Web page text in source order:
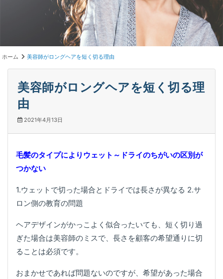
ホーム 美容師がロングヘアを短く切る理由
美容師がロングヘアを短く切る理
由
2021年4月13日
毛髪のタイプによりウェット～ドライのちがいの区別が
つかない
1.ウェットで切った場合とドライでは長さが異なる 2.サ
ロン側の教育の問題
ヘアデザインがかっこよく似合ったいても、短く切り過
ぎた場合は美容師のミスで、長さを顧客の希望通りに切
ることは必須です。
おまかせであれば問題ないのですが、希望があった場合